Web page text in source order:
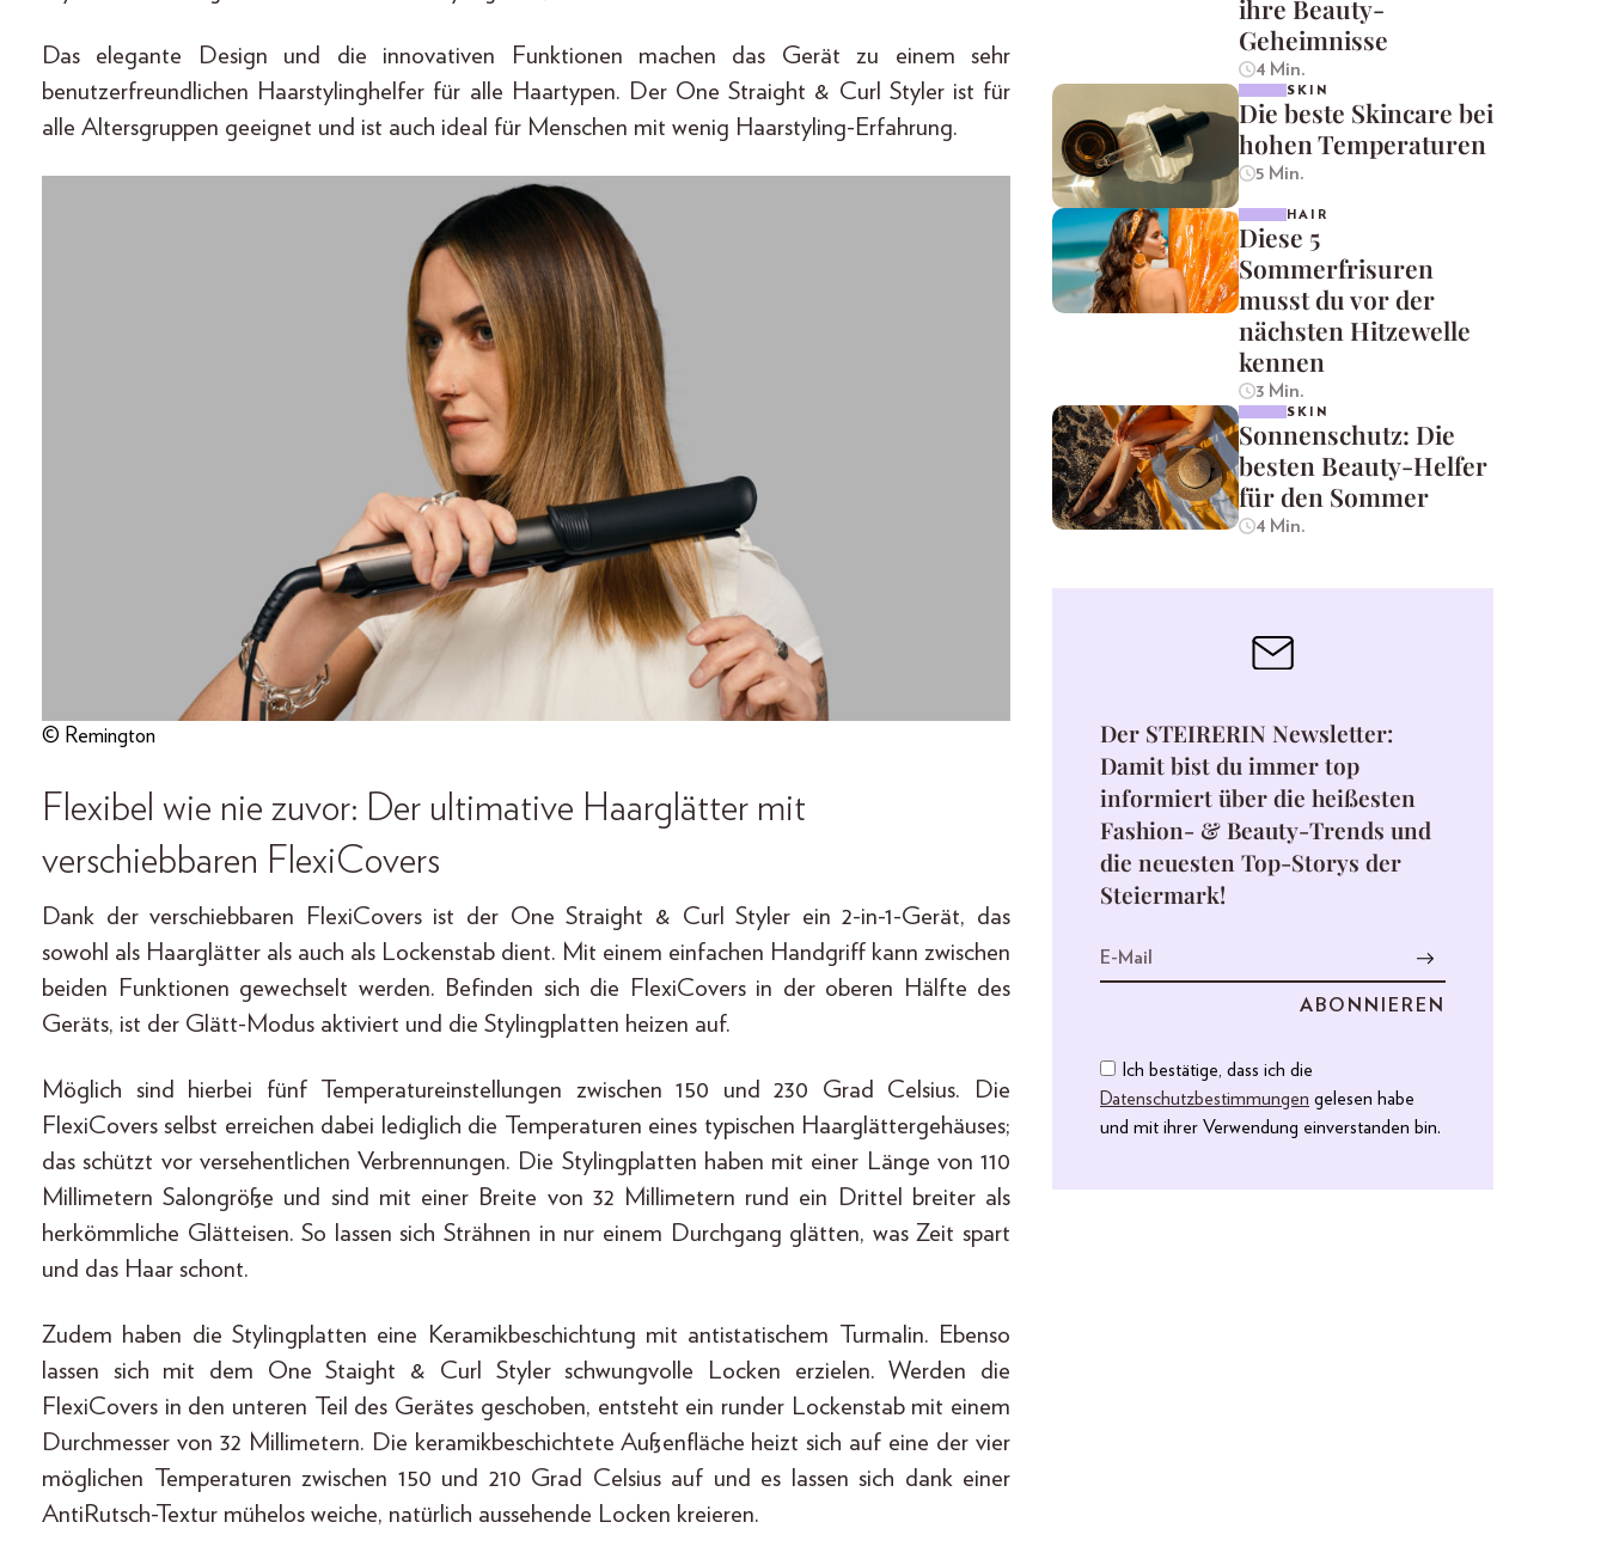
Das elegante Design und die innovativen Funktionen machen das Gerät zu einem sehr
benutzerfreundlichen Haarstylinghelfer für alle Haartypen. Der One Straight & Curl Styler ist für
alle Altersgruppen geeignet und ist auch ideal für Menschen mit wenig Haarstyling-Erfahrung.
© Remington
Flexibel wie nie zuvor: Der ultimative Haarglätter mit
verschiebbaren FlexiCovers
Dank der verschiebbaren FlexiCovers ist der One Straight & Curl Styler ein 2-in-1-Gerät, das
sowohl als Haarglätter als auch als Lockenstab dient. Mit einem einfachen Handgriff kann zwischen
beiden Funktionen gewechselt werden. Befinden sich die FlexiCovers in der oberen Hälfte des
Geräts, ist der Glätt-Modus aktiviert und die Stylingplatten heizen auf.
Möglich sind hierbei fünf Temperatureinstellungen zwischen 150 und 230 Grad Celsius. Die
FlexiCovers selbst erreichen dabei lediglich die Temperaturen eines typischen Haarglättergehäuses;
das schützt vor versehentlichen Verbrennungen. Die Stylingplatten haben mit einer Länge von 110
Millimetern Salongröße und sind mit einer Breite von 32 Millimetern rund ein Drittel breiter als
herkömmliche Glätteisen. So lassen sich Strähnen in nur einem Durchgang glätten, was Zeit spart
und das Haar schont.
Zudem haben die Stylingplatten eine Keramikbeschichtung mit antistatischem Turmalin. Ebenso
lassen sich mit dem One Staight & Curl Styler schwungvolle Locken erzielen. Werden die
FlexiCovers in den unteren Teil des Gerätes geschoben, entsteht ein runder Lockenstab mit einem
Durchmesser von 32 Millimetern. Die keramikbeschichtete Außenfläche heizt sich auf eine der vier
möglichen Temperaturen zwischen 150 und 210 Grad Celsius auf und es lassen sich dank einer
AntiRutsch-Textur mühelos weiche, natürlich aussehende Locken kreieren.
ihre Beauty-
Geheimnisse
4 Min.
SKIN
Die beste Skincare bei
hohen Temperaturen
5 Min.
HAIR
Diese 5
Sommerfrisuren
musst du vor der
nächsten Hitzewelle
kennen
3 Min.
SKIN
Sonnenschutz: Die
besten Beauty-Helfer
für den Sommer
4 Min.
Der STEIRERIN Newsletter:
Damit bist du immer top
informiert über die heißesten
Fashion- & Beauty-Trends und
die neuesten Top-Storys der
Steiermark!
Ich bestätige, dass ich die
Datenschutzbestimmungen gelesen habe
und mit ihrer Verwendung einverstanden bin.